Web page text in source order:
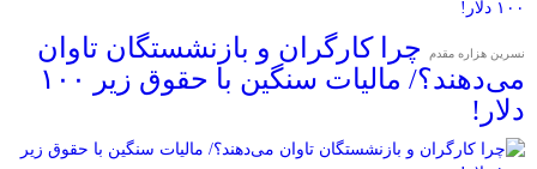
نسرین هزاره مقدم
چرا کارگران و بازنشستگان تاوان
می‌دهند؟/ مالیات سنگین با حقوق زیر ۱۰۰
دلار!